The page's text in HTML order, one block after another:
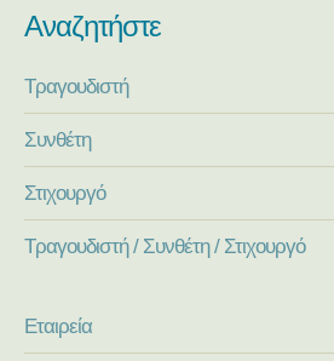
Αναζητήστε
Τραγουδιστή
Συνθέτη
Στιχουργό
Τραγουδιστή / Συνθέτη / Στιχουργό
Εταιρεία